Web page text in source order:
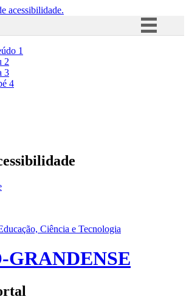
acessibilidade.
1
2
3
4
Ciência e Tecnologia
GRANDENSE